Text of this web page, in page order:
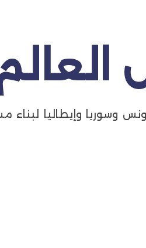
وسوريا وإيطاليا لبناء